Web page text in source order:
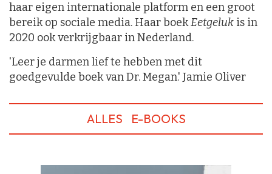
haar eigen internationale platform en een groot
bereik op sociale media. Haar boekEetgeluk is in
2020 ook verkrijgbaar in Nederland.
'Leer je darmen lief te hebben met dit
goedgevulde boek van Dr. Megan.' Jamie Oliver
ALLES E-BOOKS